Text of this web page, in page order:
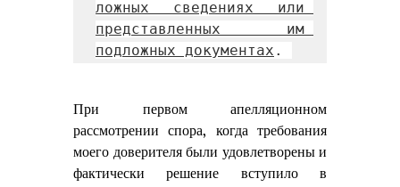
ложных сведениях или
представленных им
подложных документах .
При первом апелляционном
рассмотрении спора, когда требования
моего доверителя были удовлетворены и
фактически решение вступило в